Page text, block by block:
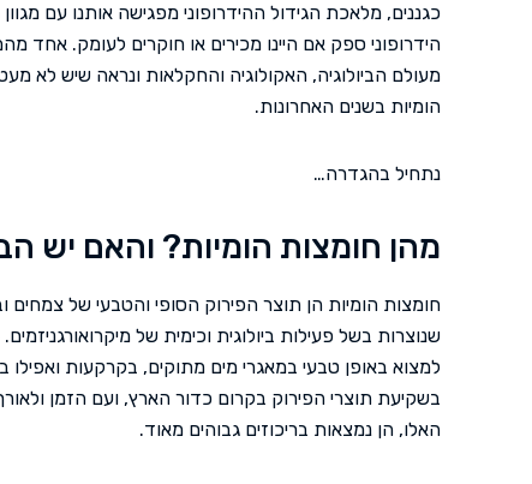
כגננים, מלאכת הגידול ההידרופוני מפגישה אותנו עם
הידרופוני ספק אם היינו מכירים או חוקרים לעומק. אחד
מעולם הביולוגיה, האקולוגיה והחקלאות ונראה שיש לא
הומיות בשנים האחרונות.
נתחיל בהגדרה…
מהן חומצות הומיות? והאם יש
חומצות הומיות הן תוצר הפירוק הסופי והטבעי של צמחים
שנוצרות בשל פעילות ביולוגית וכימית של
למצוא באופן טבעי במאגרי מים מתוקים, בקרקעות ואפילו
בשקיעת תוצרי הפירוק בקרום כדור הארץ, ועם הזמן
האלו, הן נמצאות בריכוזים גבוהים מאוד.